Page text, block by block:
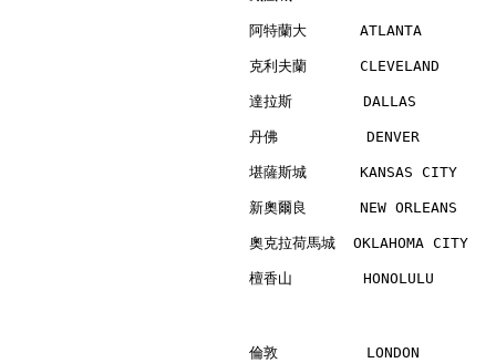
阿特蘭大      ATLANTA
克利夫蘭
達拉斯        DALLAS
丹佛          DENVER
堪薩斯城      KANSAS
新奧爾良      NEW
奧克拉荷馬城  OKLAHOMA
檀香山        HONOLULU
倫敦          LONDON